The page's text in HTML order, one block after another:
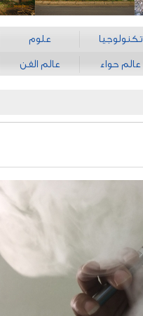
تكنولوجيا علوم
عالم حواء عالم الفن